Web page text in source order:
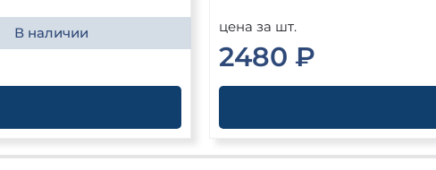
В наличии цена за шт.
2480 ₽